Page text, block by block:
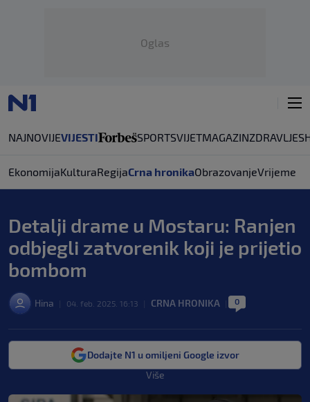
Oglas
NAJNOVIJEVIJESTI SPORTSVIJETMAGAZINZDRAVLJE
EkonomijaKulturaRegijaCrna hronikaObrazovanjeVrijeme
Detalji drame u Mostaru: Ranjen
odbjegli zatvorenik koji je prijetio
bombom
Hina 04. feb. 2025. 16:13 CRNA HRONIKA 0
Dodajte N1 u omiljeni Google izvor
Više